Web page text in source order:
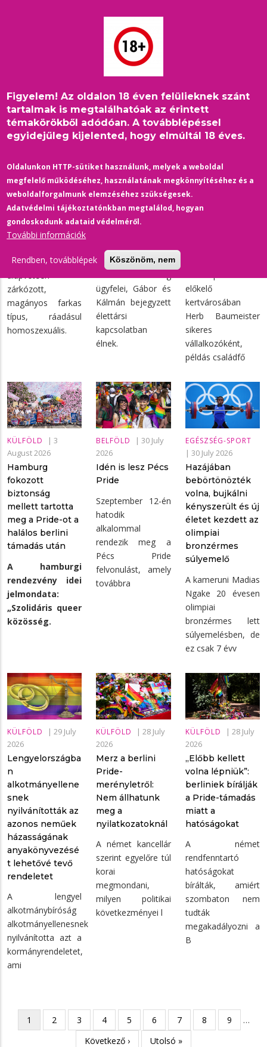
Figyelem! Az oldalon 18 éven felülieknek szánt
tartalmak is megtalálhatóak az érintett
témakörökből adódóan. A továbblépéssel
egyidejűleg kijelented, hogy elmúltál 18 éves.
Oldalunkon HTTP-sütiket használunk, melyek a weboldal
megfelelő működéséhez, használatának megkönnyítéséhez és a
weboldalforgalmunk elemzéséhez szükségesek.
Adatvédelmi tájékoztatónkban megtalálod, hogyan
gondoskodunk adataid védelméről.
További információk
Rendben, továbblépek Köszönöm, nem
Morzsa
Címlap /Minden cikk
FILM-SZÍNHÁZ | 5
August 2026
A neurológia
Sherlockja: Dr.
Wolf, az emberi
elme detektívje
Dr. Wolf
alapvetően
zárkózott,
magányos farkas
típus, ráadásul
homoszexuális.
BELFÖLD | 5
August 2026
Kilencgyermeke
gyámhatóság
ügyfelei, Gábor és
Kálmán bejegyzett
élettársi
kapcsolatban
élnek.
FILM-SZÍNHÁZ
August 2026
vadászott egy
előkelő
kertvárosában
Herb Baumeister
sikeres
vállalkozóként,
példás családfő
KÜLFÖLD | 3
August 2026
Hamburg
fokozott
biztonság
mellett tartotta
meg a Pride-ot a
halálos berlini
támadás után
A hamburgi
rendezvény idei
jelmondata:
„Szolidáris queer
közösség.
BELFÖLD |30 July
2026
Idén is lesz Pécs
Pride
Szeptember 12-én
hatodik
alkalommal
rendezik meg a
Pécs Pride
felvonulást, amely
továbbra
EGÉSZSÉG-SPORT
| 30 July 2026
Hazájában
bebörtönözték
volna, bujkálni
kényszerült és új
életet kezdett az
olimpiai
bronzérmes
súlyemelő
A kameruni Madias
Ngake 20 évesen
olimpiai
bronzérmes lett
súlyemelésben, de
ez csak 7 évv
KÜLFÖLD | 29 July
2026
Lengyelországba
n
alkotmányellene
snek
nyilvánították az
azonos neműek
házasságának
anyakönyvezésé
t lehetővé tevő
rendeletet
A lengyel
alkotmánybíróság
alkotmányellenesnek
nyilvánította azt a
kormányrendeletet,
ami
KÜLFÖLD |28 July
2026
Merz a berlini
Pride-
merényletről:
Nem állhatunk
meg a
nyilatkozatoknál
A német kancellár
szerint egyelőre túl
korai
megmondani,
milyen politikai
következményei l
KÜLFÖLD | 28 July
2026
„Előbb kellett
volna lépniük”:
berliniek bírálják
a Pride-támadás
miatt a
hatóságokat
A német
rendfenntartó
hatóságokat
bírálták, amiért
szombaton nem
tudták
megakadályozni a
B
Oldalszámozás
Jelenlegi
oldal
1 Oldal
2 Oldal
3 Oldal
4 Oldal
5 Oldal
6 Oldal
7 Oldal
8 Oldal
9
…
Következő
Következő ›
Utolsó
Utolsó »